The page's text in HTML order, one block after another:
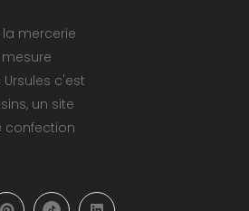
mercerie
Ursules c'est
un site
confection